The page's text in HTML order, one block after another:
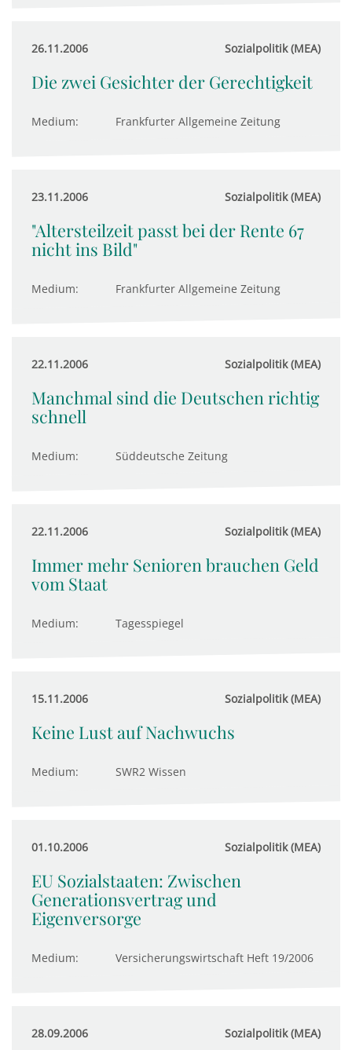
26.11.2006 Sozialpolitik (MEA)
Die zwei Gesichter der Gerechtigkeit
Medium: Frankfurter Allgemeine Zeitung
23.11.2006 Sozialpolitik (MEA)
"Altersteilzeit passt bei der Rente 67
nicht ins Bild"
Medium: Frankfurter Allgemeine Zeitung
22.11.2006 Sozialpolitik (MEA)
Manchmal sind die Deutschen richtig
schnell
Medium: Süddeutsche Zeitung
22.11.2006 Sozialpolitik (MEA)
Immer mehr Senioren brauchen Geld
vom Staat
Medium: Tagesspiegel
15.11.2006 Sozialpolitik (MEA)
Keine Lust auf Nachwuchs
Medium: SWR2 Wissen
01.10.2006 Sozialpolitik (MEA)
EU Sozialstaaten: Zwischen
Generationsvertrag und
Eigenversorge
Medium: Versicherungswirtschaft Heft 19/2006
28.09.2006 Sozialpolitik (MEA)